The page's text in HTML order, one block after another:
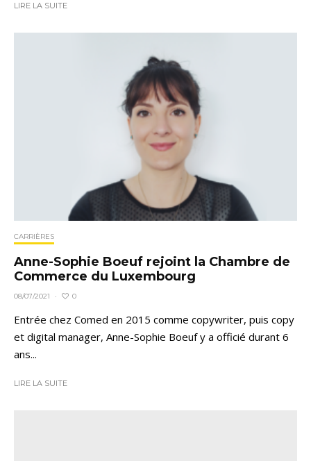
LIRE LA SUITE
CARRIÈRES
Anne-Sophie Boeuf rejoint la Chambre de
Commerce du Luxembourg
08/07/2021 · 0
Entrée chez Comed en 2015 comme copywriter, puis copy
et digital manager, Anne-Sophie Boeuf y a officié durant 6
ans...
LIRE LA SUITE